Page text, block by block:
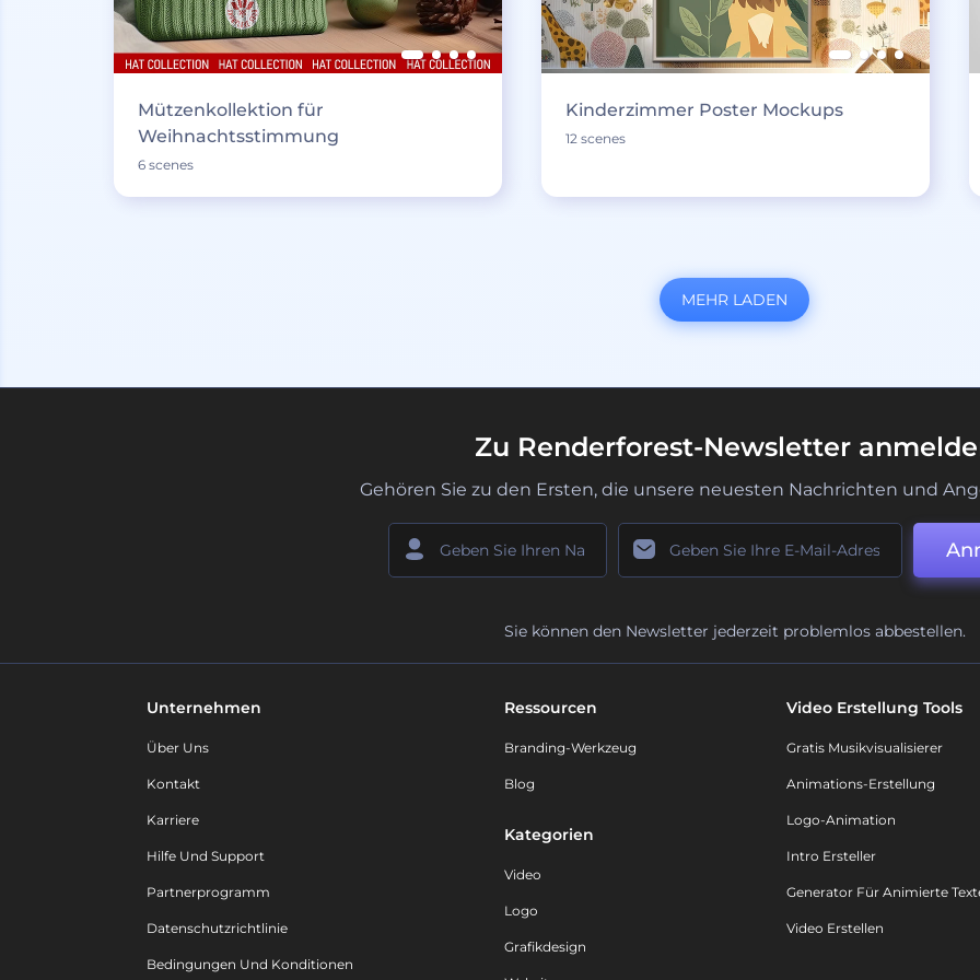
Mützenkollektion für
Weihnachtsstimmung
6 scenes
Kinderzimmer Poster Mockups
12 scenes
MEHR LADEN
Zu Renderforest-Newsletter
Gehören Sie zu den Ersten, die unsere neuesten Nachrichten und
Sie können den Newsletter jederzeit problemlos abbestellen.
Unternehmen
Über Uns
Kontakt
Karriere
Hilfe Und Support
Partnerprogramm
Datenschutzrichtlinie
Bedingungen Und Konditionen
Ressourcen
Branding-Werkzeug
Blog
Kategorien
Video
Logo
Grafikdesign
Video Erstellung Tools
Gratis Musikvisualisierer
Animations-Erstellung
Logo-Animation
Intro Ersteller
Generator Für Animierte
Video Erstellen